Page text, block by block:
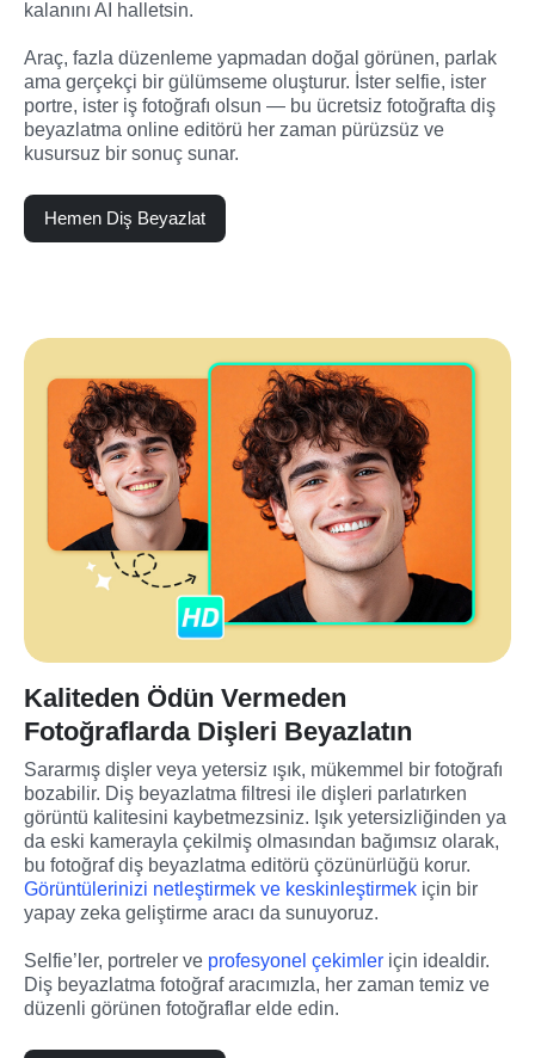
kalanını AI halletsin.
Araç, fazla düzenleme yapmadan doğal görünen, parlak
ama gerçekçi bir gülümseme oluşturur. İster selfie, ister
portre, ister iş fotoğrafı olsun — bu ücretsiz fotoğrafta diş
beyazlatma online editörü her zaman pürüzsüz ve
kusursuz bir sonuç sunar.
Hemen Diş Beyazlat
Kaliteden Ödün Vermeden
Fotoğraflarda Dişleri Beyazlatın
Sararmış dişler veya yetersiz ışık, mükemmel bir fotoğrafı
bozabilir. Diş beyazlatma filtresi ile dişleri parlatırken
görüntü kalitesini kaybetmezsiniz. Işık yetersizliğinden ya
da eski kamerayla çekilmiş olmasından bağımsız olarak,
Görüntülerinizi netleştirmek ve keskinleştirmek için bir
yapay zeka geliştirme aracı da sunuyoruz.
Selfie’ler, portreler ve profesyonel çekimler için idealdir.
Diş beyazlatma fotoğraf aracımızla, her zaman temiz ve
düzenli görünen fotoğraflar elde edin.